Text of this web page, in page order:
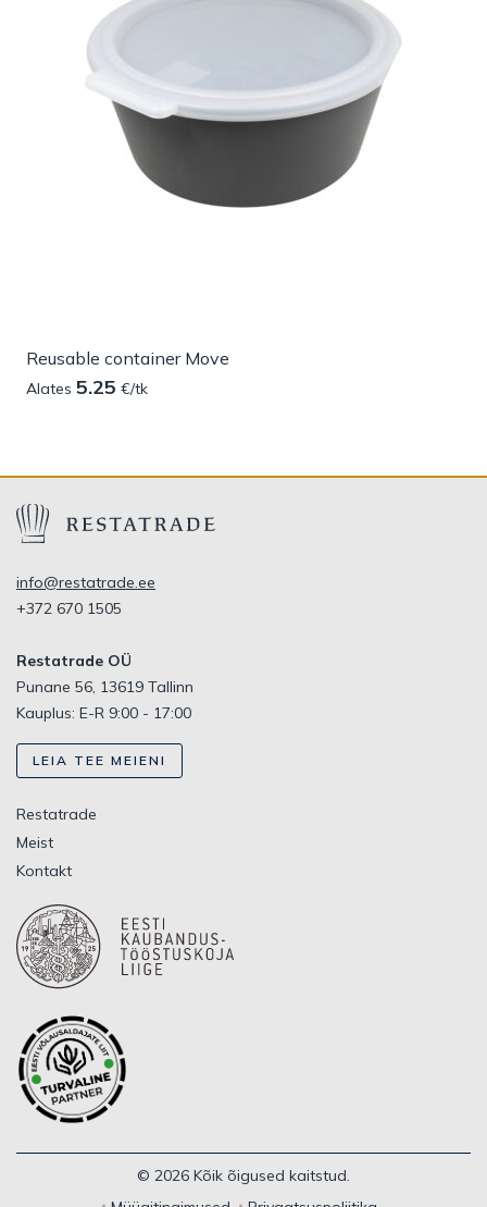
Reusable container Move
Alates 5.25 €/tk
info@restatrade.ee
+372 670 1505
Restatrade OÜ
Punane 56, 13619 Tallinn
Kauplus: E-R 9:00 - 17:00
LEIA TEE MEIENI
Restatrade
Meist
Kontakt
© 2026 Kõik õigused kaitstud.